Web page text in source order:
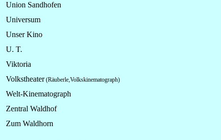
Union Sandhofen
Universum
Unser Kino
U. T.
Viktoria
Volkstheater (Räuberle,Volkskinematograph)
Welt-Kinematograph
Zentral Waldhof
Zum